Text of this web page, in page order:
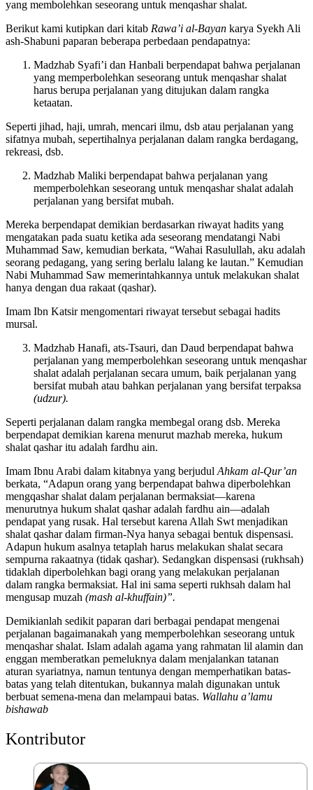
yang membolehkan seseorang untuk menqashar shalat.
Berikut kami kutipkan dari kitab Rawa’i al-Bayan karya Syekh Ali
ash-Shabuni paparan beberapa perbedaan pendapatnya:
Madzhab Syafi’i dan Hanbali berpendapat bahwa perjalanan
yang memperbolehkan seseorang untuk menqashar shalat
harus berupa perjalanan yang ditujukan dalam rangka
ketaatan.
Seperti jihad, haji, umrah, mencari ilmu, dsb atau perjalanan yang
sifatnya mubah, sepertihalnya perjalanan dalam rangka berdagang,
rekreasi, dsb.
Madzhab Maliki berpendapat bahwa perjalanan yang
memperbolehkan seseorang untuk menqashar shalat adalah
perjalanan yang bersifat mubah.
Mereka berpendapat demikian berdasarkan riwayat hadits yang
mengatakan pada suatu ketika ada seseorang mendatangi Nabi
Muhammad Saw, kemudian berkata, “Wahai Rasulullah, aku adalah
seorang pedagang, yang sering berlalu lalang ke lautan.” Kemudian
Nabi Muhammad Saw memerintahkannya untuk melakukan shalat
hanya dengan dua rakaat (qashar).
Imam Ibn Katsir mengomentari riwayat tersebut sebagai hadits
mursal.
Madzhab Hanafi, ats-Tsauri, dan Daud berpendapat bahwa
perjalanan yang memperbolehkan seseorang untuk menqashar
shalat adalah perjalanan secara umum, baik perjalanan yang
bersifat mubah atau bahkan perjalanan yang bersifat terpaksa
(udzur).
Seperti perjalanan dalam rangka membegal orang dsb. Mereka
berpendapat demikian karena menurut mazhab mereka, hukum
shalat qashar itu adalah fardhu ain.
Imam Ibnu Arabi dalam kitabnya yang berjudul Ahkam al-Qur’an
berkata, “Adapun orang yang berpendapat bahwa diperbolehkan
mengqashar shalat dalam perjalanan bermaksiat—karena
menurutnya hukum shalat qashar adalah fardhu ain—adalah
pendapat yang rusak. Hal tersebut karena Allah Swt menjadikan
shalat qashar dalam firman-Nya hanya sebagai bentuk dispensasi.
Adapun hukum asalnya tetaplah harus melakukan shalat secara
sempurna rakaatnya (tidak qashar). Sedangkan dispensasi (rukhsah)
tidaklah diperbolehkan bagi orang yang melakukan perjalanan
dalam rangka bermaksiat. Hal ini sama seperti rukhsah dalam hal
mengusap muzah (mash al-khuffain)”.
Demikianlah sedikit paparan dari berbagai pendapat mengenai
perjalanan bagaimanakah yang memperbolehkan seseorang untuk
menqashar shalat. Islam adalah agama yang rahmatan lil alamin dan
enggan memberatkan pemeluknya dalam menjalankan tatanan
aturan syariatnya, namun tentunya dengan memperhatikan batas-
batas yang telah ditentukan, bukannya malah digunakan untuk
berbuat semena-mena dan melampaui batas. Wallahu a’lamu
bishawab
Kontributor